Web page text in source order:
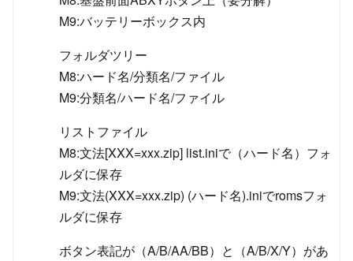
M9:バッテリーボックス内
フォルダツリー
M8:ハード名/分類名/ファイル
M9:分類名/ハード名/ファイル
リストファイル
M8:文法[XXX=xxx.zip] list.iniで（ハード名）フォ
ルダに保存
M9:文法(XXX=xxx.zip) (ハード名).iniでromsフォ
ルダに保存
ボタン表記が（A/B/AA/BB）と（A/B/X/Y）があ